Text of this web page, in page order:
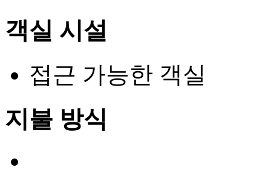
객실 시설
접근 가능한 객실
지불 방식